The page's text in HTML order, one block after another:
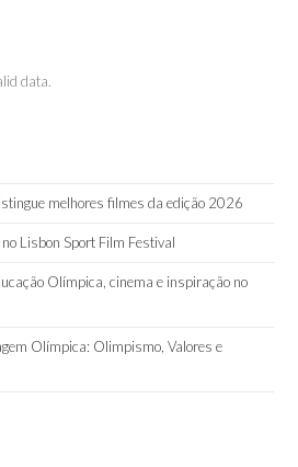
data.
melhores filmes da edição 2026
Lisbon Sport Film Festival
Olímpica, cinema e inspiração no
Olímpica: Olimpismo, Valores e